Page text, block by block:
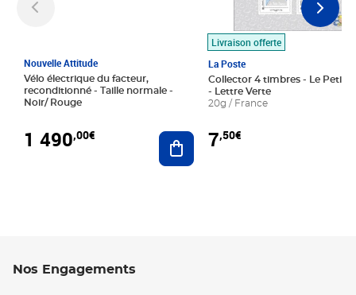
Nouvelle Attitude
Vélo électrique du facteur,
reconditionné - Taille normale -
Noir/ Rouge
1 490,00€ Ajouter au panier
Livraison offerte
La Poste
Collector 4 timbres - Le Petit
- Lettre Verte
20g / France
7,50€
Nos Engagements